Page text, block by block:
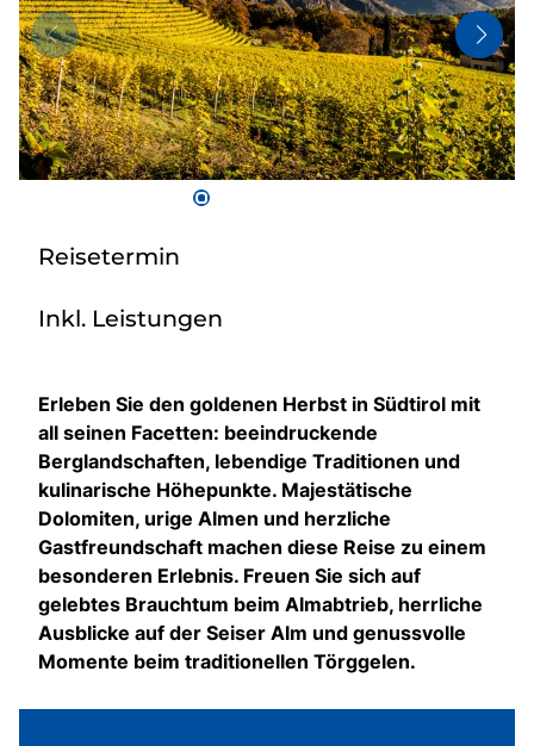
Bus anmieten
Kataloge
Kontakt
Reisetermin
Inkl. Leistungen
Erleben Sie den goldenen Herbst in Südtirol mit
all seinen Facetten: beeindruckende
Berglandschaften, lebendige Traditionen und
kulinarische Höhepunkte. Majestätische
Dolomiten, urige Almen und herzliche
Gastfreundschaft machen diese Reise zu einem
besonderen Erlebnis. Freuen Sie sich auf
gelebtes Brauchtum beim Almabtrieb, herrliche
Ausblicke auf der Seiser Alm und genussvolle
Momente beim traditionellen Törggelen.